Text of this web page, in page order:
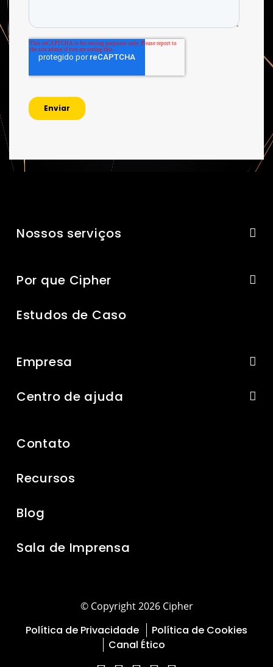
Nossos serviços
Por que Cipher
Estudos de Caso
Empresa
Centro de ajuda
Contato
Recursos
Blog
Sala de Imprensa
© Copyright 2026 Cipher
Política de Privacidade
Política de Cookies
Canal Ético